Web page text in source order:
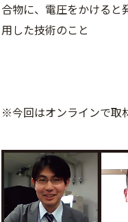
合物に、電圧をかけると
用した技術のこと
※今回はオンラインで取